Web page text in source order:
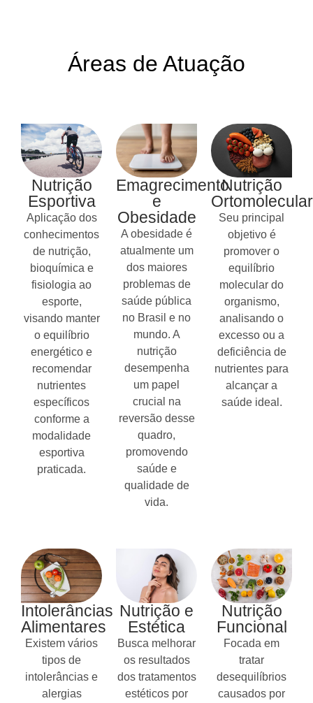
Áreas de Atuação
Nutrição
Esportiva
Aplicação dos
conhecimentos
de nutrição,
bioquímica e
fisiologia ao
esporte,
visando manter
o equilíbrio
energético e
recomendar
nutrientes
específicos
conforme a
modalidade
esportiva
praticada.
Emagrecimento
e
Obesidade
A obesidade é
atualmente um
dos maiores
problemas de
saúde pública
no Brasil e no
mundo. A
nutrição
desempenha
um papel
crucial na
reversão desse
quadro,
promovendo
saúde e
qualidade de
vida.
Nutrição
Ortomolecular
Seu principal
objetivo é
promover o
equilíbrio
molecular do
organismo,
analisando o
excesso ou a
deficiência de
nutrientes para
alcançar a
saúde ideal.
Intolerâncias
Alimentares
Existem vários
tipos de
intolerâncias e
alergias
Nutrição e
Estética
Busca melhorar
os resultados
dos tratamentos
estéticos por
Nutrição
Funcional
Focada em
tratar
desequilíbrios
causados por